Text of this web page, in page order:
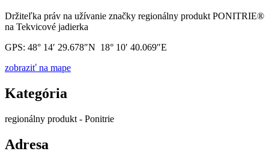
Držiteľka práv na užívanie značky regionálny produkt PONITRIE®
na Tekvicové jadierka
GPS: 48° 14′ 29.678″N 18° 10′ 40.069″E
zobraziť na mape
Kategória
regionálny produkt - Ponitrie
Adresa